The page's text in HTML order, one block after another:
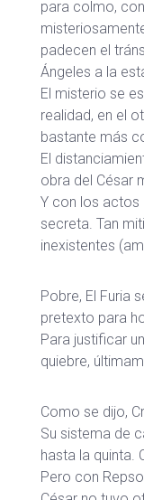
para colmo,
padecen el
Ángeles a la
El misterio se
realidad, en el
bastante más
El
obra del César
Y con los actos
secreta. Tan
inexistentes
Pobre, El Furia
pretexto para
Para justificar
quiebre,
Como se dijo,
Su sistema de
hasta la quinta.
Pero con